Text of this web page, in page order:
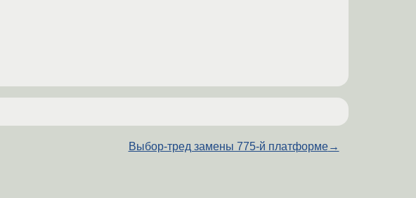
Выбор-тред замены 775-й платформе→